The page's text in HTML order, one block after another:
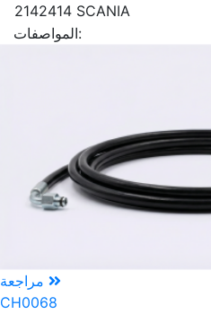
2142414 SCANIA
المواصفات:
مراجعة
CH0068